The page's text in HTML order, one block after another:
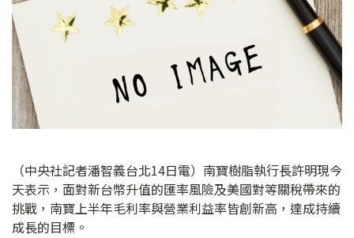
（中央社記者潘智義台北14日電）南寶樹脂執行長許明現今
天表示，面對新台幣升值的匯率風險及美國對等關稅帶來的
挑戰，南寶上半年毛利率與營業利益率皆創新高，達成持續
成長的目標。